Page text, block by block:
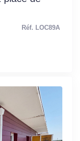
Réf. LOC89A